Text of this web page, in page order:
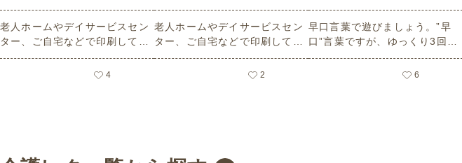
音読・言葉遊びゲームの
介護レク素材)
老人ホームやデイサービスセン
ター、ご自宅などで印刷してお
使いいただける無料の高齢者向
け介護レク素材（音読・言葉遊
4
音読・言葉遊びゲームの
介護レク素材)
老人ホームやデイサービスセン
ター、ご自宅などで印刷してお
使いいただける無料の高齢者向
け介護レク素材（音読・言葉遊
2
0 (中級/音読・言葉遊び
ゲームの介護レク素材)
早口言葉で遊びましょう。”早
口”言葉ですが、ゆっくり3回言
ってみましょう。 皆さんで順番
に言ってみるのもいいかもしれ
6